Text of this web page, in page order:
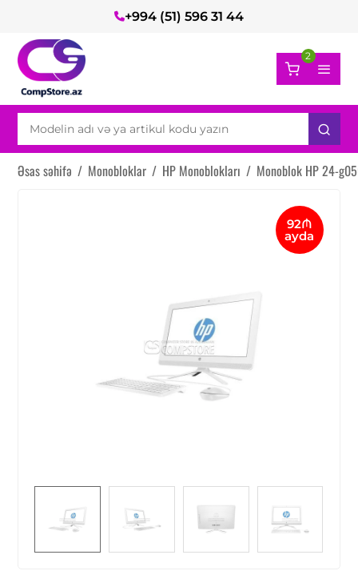
+994 (51) 596 31 44
2
Əsas səhifə / Monobloklar / HP Monoblokları / Monoblok HP 24-
92₼
ayda